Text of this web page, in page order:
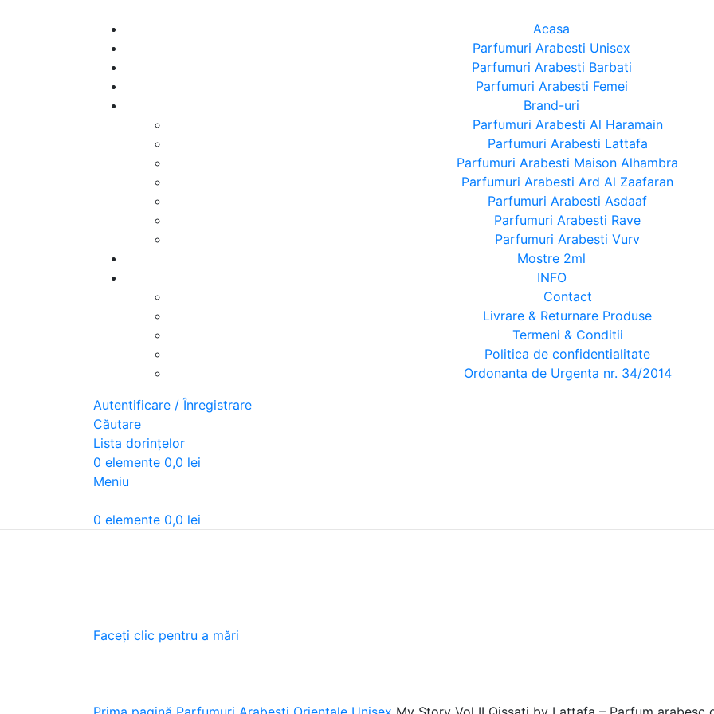
Acasa
Parfumuri Arabesti Unisex
Parfumuri Arabesti Barbati
Parfumuri Arabesti Femei
Brand-uri
Parfumuri Arabesti Al Haramain
Parfumuri Arabesti Lattafa
Parfumuri Arabesti Maison Alhambra
Parfumuri Arabesti Ard Al Zaafaran
Parfumuri Arabesti Asdaaf
Parfumuri Arabesti Rave
Parfumuri Arabesti Vurv
Mostre 2ml
INFO
Contact
Livrare & Returnare Produse
Termeni & Conditii
Politica de confidentialitate
Ordonanta de Urgenta nr. 34/2014
Autentificare / Înregistrare
Căutare
Lista dorințelor
0 elemente 0,0 lei
Meniu
0 elemente 0,0 lei
Faceți clic pentru a mări